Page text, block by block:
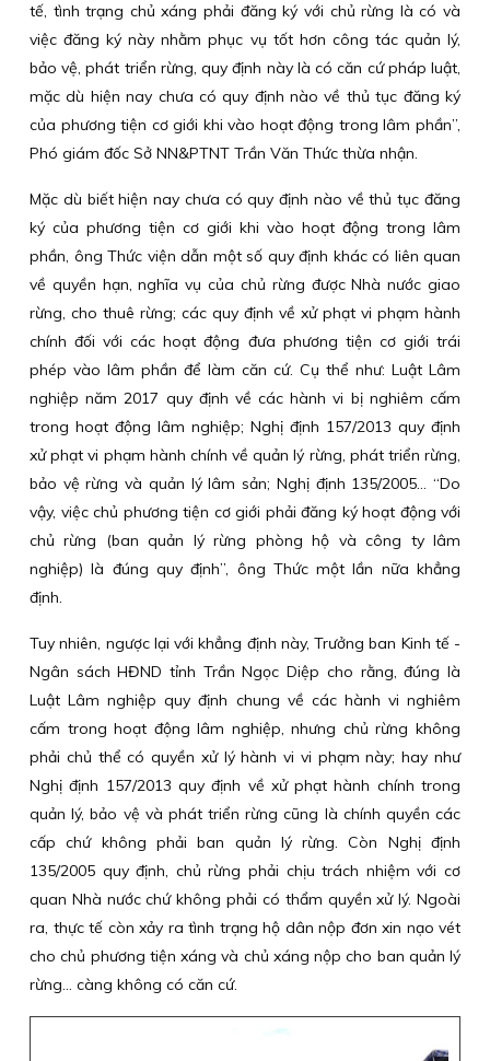
tế, tình trạng chủ xáng phải đăng ký với chủ rừng là có và
việc đăng ký này nhằm phục vụ tốt hơn công tác quản lý,
bảo vệ, phát triển rừng, quy định này là có căn cứ pháp luật,
mặc dù hiện nay chưa có quy định nào về thủ tục đăng ký
của phương tiện cơ giới khi vào hoạt động trong lâm phần”,
Phó giám đốc Sở NN&PTNT Trần Văn Thức thừa nhận.
Mặc dù biết hiện nay chưa có quy định nào về thủ tục đăng
ký của phương tiện cơ giới khi vào hoạt động trong lâm
phần, ông Thức viện dẫn một số quy định khác có liên quan
về quyền hạn, nghĩa vụ của chủ rừng được Nhà nước giao
rừng, cho thuê rừng; các quy định về xử phạt vi phạm hành
chính đối với các hoạt động đưa phương tiện cơ giới trái
phép vào lâm phần để làm căn cứ. Cụ thể như: Luật Lâm
nghiệp năm 2017 quy định về các hành vi bị nghiêm cấm
trong hoạt động lâm nghiệp; Nghị định 157/2013 quy định
xử phạt vi phạm hành chính về quản lý rừng, phát triển rừng,
bảo vệ rừng và quản lý lâm sản; Nghị định 135/2005… “Do
vậy, việc chủ phương tiện cơ giới phải đăng ký hoạt động với
chủ rừng (ban quản lý rừng phòng hộ và công ty lâm
nghiệp) là đúng quy định”, ông Thức một lần nữa khẳng
định.
Tuy nhiên, ngược lại với khẳng định này, Trưởng ban Kinh tế -
Ngân sách HĐND tỉnh Trần Ngọc Diệp cho rằng, đúng là
Luật Lâm nghiệp quy định chung về các hành vi nghiêm
cấm trong hoạt động lâm nghiệp, nhưng chủ rừng không
phải chủ thể có quyền xử lý hành vi vi phạm này; hay như
Nghị định 157/2013 quy định về xử phạt hành chính trong
quản lý, bảo vệ và phát triển rừng cũng là chính quyền các
cấp chứ không phải ban quản lý rừng. Còn Nghị định
135/2005 quy định, chủ rừng phải chịu trách nhiệm với cơ
quan Nhà nước chứ không phải có thẩm quyền xử lý. Ngoài
ra, thực tế còn xảy ra tình trạng hộ dân nộp đơn xin nạo vét
cho chủ phương tiện xáng và chủ xáng nộp cho ban quản lý
rừng... càng không có căn cứ.